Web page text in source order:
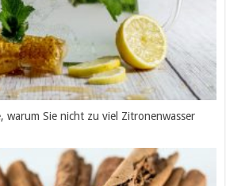
warum Sie nicht zu viel Zitronenwasser